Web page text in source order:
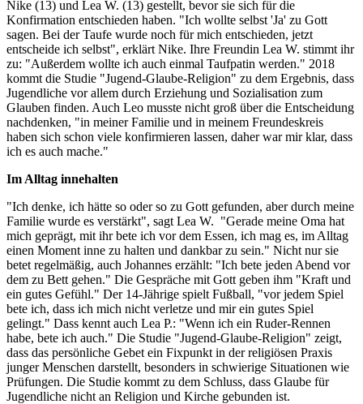
Nike (13) und Lea W. (13) gestellt, bevor sie sich für die
Konfirmation entschieden haben. "Ich wollte selbst 'Ja' zu Gott
sagen. Bei der Taufe wurde noch für mich entschieden, jetzt
entscheide ich selbst", erklärt Nike. Ihre Freundin Lea W. stimmt ihr
zu: "Außerdem wollte ich auch einmal Taufpatin werden." 2018
kommt die Studie "Jugend-Glaube-Religion" zu dem Ergebnis, dass
Jugendliche vor allem durch Erziehung und Sozialisation zum
Glauben finden. Auch Leo musste nicht groß über die Entscheidung
nachdenken, "in meiner Familie und in meinem Freundeskreis
haben sich schon viele konfirmieren lassen, daher war mir klar, dass
ich es auch mache."
Im Alltag innehalten
"Ich denke, ich hätte so oder so zu Gott gefunden, aber durch meine
Familie wurde es verstärkt", sagt Lea W. "Gerade meine Oma hat
mich geprägt, mit ihr bete ich vor dem Essen, ich mag es, im Alltag
einen Moment inne zu halten und dankbar zu sein." Nicht nur sie
betet regelmäßig, auch Johannes erzählt: "Ich bete jeden Abend vor
dem zu Bett gehen." Die Gespräche mit Gott geben ihm "Kraft und
ein gutes Gefühl." Der 14-Jährige spielt Fußball, "vor jedem Spiel
bete ich, dass ich mich nicht verletze und mir ein gutes Spiel
gelingt." Dass kennt auch Lea P.: "Wenn ich ein Ruder-Rennen
habe, bete ich auch." Die Studie "Jugend-Glaube-Religion" zeigt,
dass das persönliche Gebet ein Fixpunkt in der religiösen Praxis
junger Menschen darstellt, besonders in schwierige Situationen wie
Prüfungen. Die Studie kommt zu dem Schluss, dass Glaube für
Jugendliche nicht an Religion und Kirche gebunden ist.